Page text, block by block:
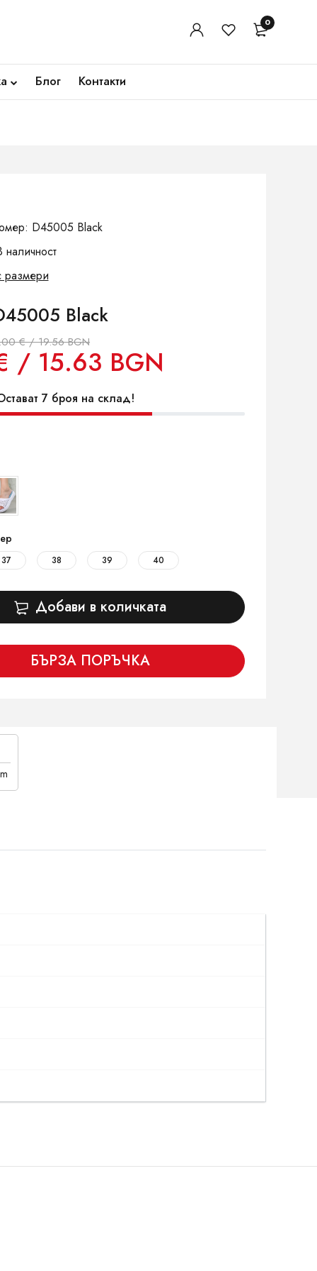
0
Блог Контакти
D45005 Black
размери
Black
€ / 19.56 BGN
/ 15.63 BGN
7 броя на склад!
37 38 39 40
Добави в количката
БЪРЗА ПОРЪЧКА